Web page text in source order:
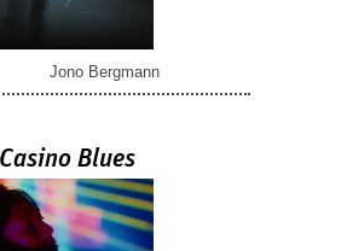
Jono Bergmann
Blues